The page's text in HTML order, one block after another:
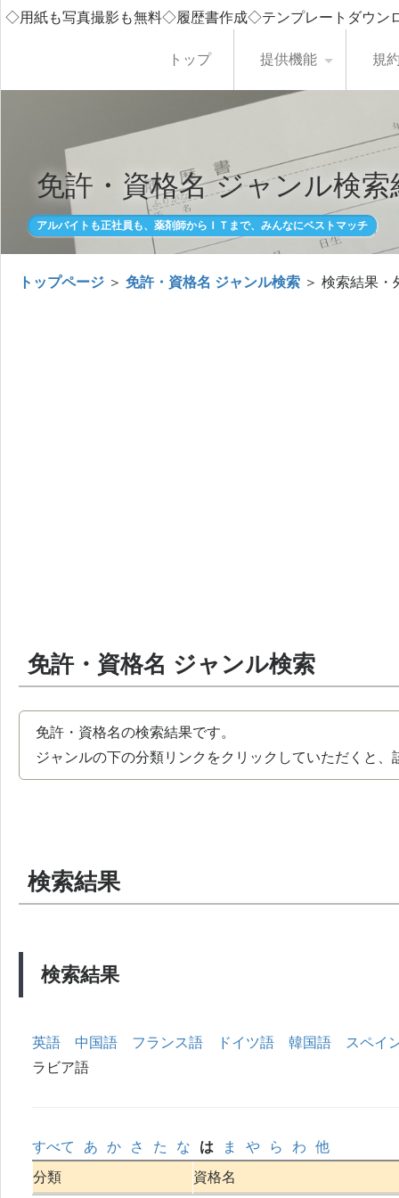
◇用紙も写真撮影も無料◇履歴書作成◇テンプレートダウ
トップ 提供機能 規
免許・資格名 ジャンル検索
アルバイトも正社員も、薬剤師からＩＴまで、みんなにベストマッチ
トップページ ＞ 免許・資格名 ジャンル検索 ＞ 検索結果・
免許・資格名 ジャンル検索
免許・資格名の検索結果です。
ジャンルの下の分類リンクをクリックしていただくと
検索結果
検索結果
英語 中国語 フランス語 ドイツ語 韓国語
スペイ
ラビア語
すべて あ か さ た な は ま や ら わ
他
分類
資格名